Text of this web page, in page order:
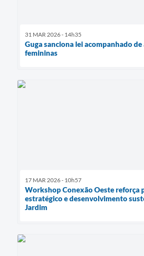
31 MAR 2026 - 14h35
Guga sanciona lei acompanhado
femininas
17 MAR 2026 - 10h57
Workshop Conexão Oeste reforça
estratégico e desenvolvimento
Jardim